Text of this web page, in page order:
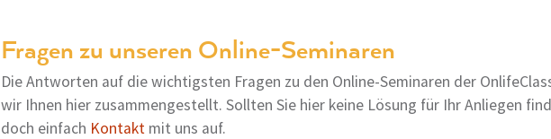
Fragen zu unseren Online-Seminaren
Die Antworten auf die wichtigsten Fragen zu den Online-Seminaren der
wir Ihnen hier zusammengestellt. Sollten Sie hier keine Lösung für Ihr Anliegen
doch einfach Kontakt mit uns auf.